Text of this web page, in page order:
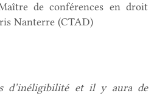
de conférences en droit
Nanterre (CTAD)
d’inéligibilité et il y aura de